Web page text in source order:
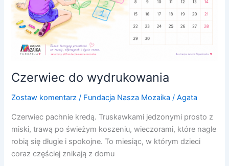
Czerwiec do wydrukowania
Zostaw komentarz / Fundacja Nasza Mozaika /Agata
Czerwiec pachnie kredą. Truskawkami jedzonymi prosto z
miski, trawą po świeżym koszeniu, wieczorami, które nagle
robią się długie i spokojne. To miesiąc, w którym dzieci
coraz częściej znikają z domu